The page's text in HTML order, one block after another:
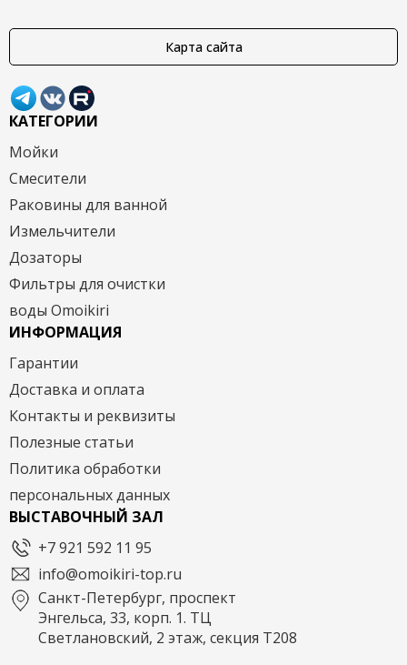
Карта сайта
КАТЕГОРИИ
Мойки
Смесители
Раковины для ванной
Измельчители
Дозаторы
Фильтры для очистки
воды Omoikiri
ИНФОРМАЦИЯ
Гарантии
Доставка и оплата
Контакты и реквизиты
Полезные статьи
Политика обработки
персональных данных
ВЫСТАВОЧНЫЙ ЗАЛ
+7 921 592 11 95
info@omoikiri-top.ru
Санкт-Петербург, проспект
Энгельса, 33, корп. 1. ТЦ
Светлановский, 2 этаж, секция Т208